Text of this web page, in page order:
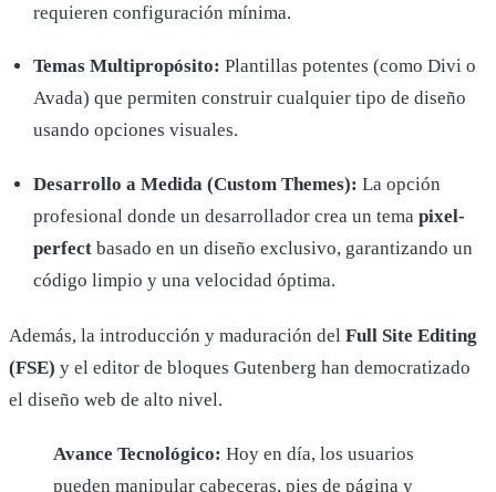
requieren configuración mínima.
Temas Multipropósito: Plantillas potentes (como Divi o
Avada) que permiten construir cualquier tipo de diseño
usando opciones visuales.
Desarrollo a Medida (Custom Themes): La opción
profesional donde un desarrollador crea un temapixel-
perfect basado en un diseño exclusivo, garantizando un
código limpio y una velocidad óptima.
Además, la introducción y maduración del Full Site Editing
(FSE) y el editor de bloques Gutenberg han democratizado
el diseño web de alto nivel.
Avance Tecnológico: Hoy en día, los usuarios
pueden manipular cabeceras, pies de página y